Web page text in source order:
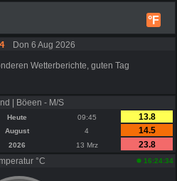
°F
Don 6 Aug 2026
Wetterberichte, guten Tag
| Böeen - M/S
Heute 09:45
13.8
August 4
14.5
2026 13 Mrz
23.8
°C
16:24:34